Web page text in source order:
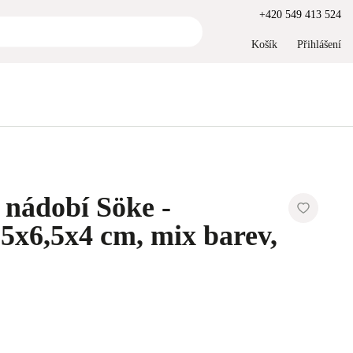
+420 549 413 524
Košík Přihlášení
Söke -
cm, mix barev,